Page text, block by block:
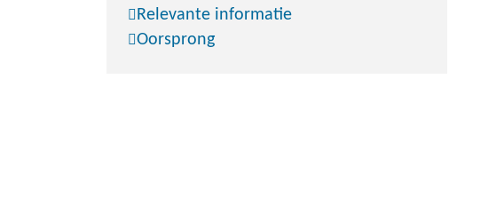
Relevante informatie
Oorsprong